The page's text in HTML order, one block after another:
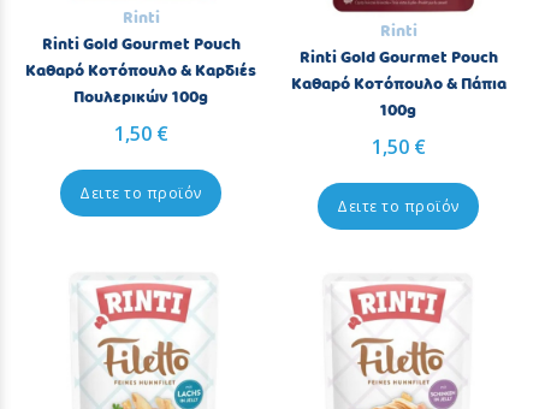
Rinti
Rinti Gold Gourmet Pouch
Καθαρό Κοτόπουλο & Καρδιές
Πουλερικών 100g
1,50 €
Δειτε το προϊόν
Rinti
Rinti Gold Gourmet Pouch
Καθαρό Κοτόπουλο & Πάπια
100g
1,50 €
Δειτε το προϊόν